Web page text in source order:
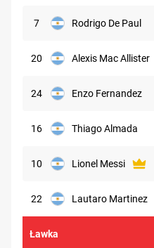
7 Rodrigo De Paul
20 Alexis Mac Allister
24 Enzo Fernandez
16 Thiago Almada
10 Lionel Messi
22 Lautaro Martinez
Ławka